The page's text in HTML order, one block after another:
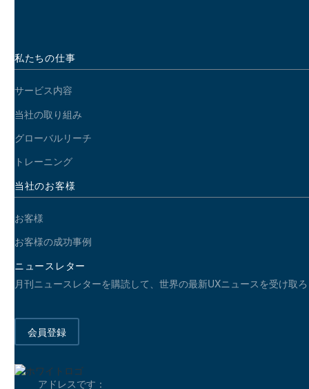
私たちの仕事
サービス内容
当社の取り組み
グローバルリーチ
トレーニング
当社のお客様
お客様
お客様の成功事例
ニュースレター
月刊ニュースレターを購読して、世界の最新UXニュースを受け取
会員登録
アドレスです：